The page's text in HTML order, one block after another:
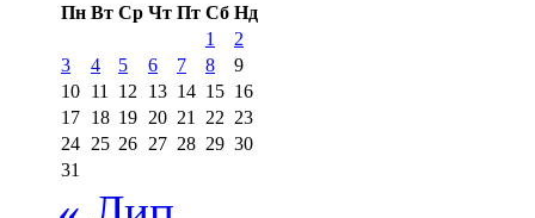
Пн Вт Ср Чт Пт Сб Нд
1
2
3
4 5 6 7 8
9
10 11 12 13 14 15 16
17 18 19 20 21 22 23
24 25 26 27 28 29 30
31